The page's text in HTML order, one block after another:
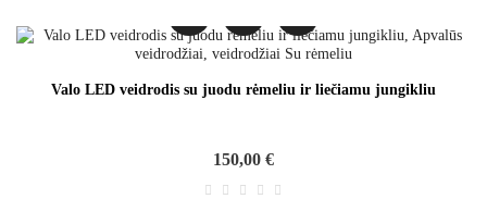
Valo LED veidrodis su juodu rėmeliu ir liečiamu jungikliu
150,00 €